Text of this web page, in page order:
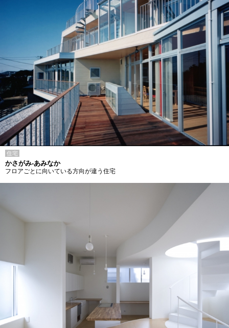
住宅
かさがみ-あみなか
フロアごとに向いている方向が違う住宅